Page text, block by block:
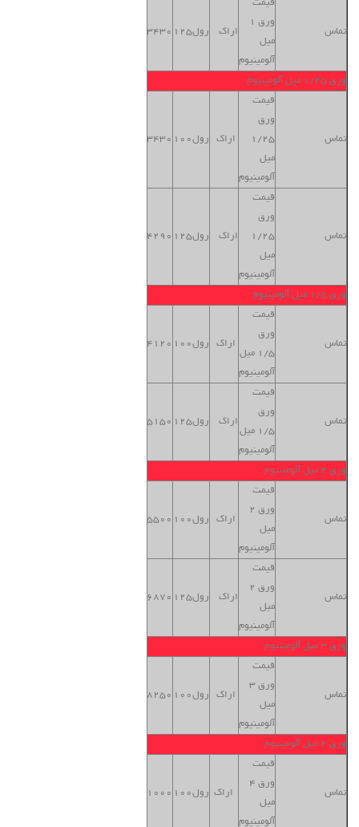
تماس
قیمت
ورق 1
میل
آلومینیوم
اراک رول125 3430
ورق 1/25 میل آلومینیوم
تماس
قیمت
ورق
1/25
میل
آلومینیوم
اراک رول100 3430
تماس
قیمت
ورق
1/25
میل
آلومینیوم
اراک رول125 4290
ورق 1/5 میل آلومینیوم
تماس
قیمت
ورق
1/5 میل
آلومینیوم
اراک رول100 4120
تماس
قیمت
ورق
1/5 میل
آلومینیوم
اراک رول125 5150
ورق 2 میل آلومینیوم
تماس
قیمت
ورق 2
میل
آلومینیوم
اراک رول100 5500
تماس
قیمت
ورق 2
میل
آلومینیوم
اراک رول125 6870
ورق 3 میل آلومینیوم
تماس
قیمت
ورق 3
میل
آلومینیوم
اراک رول100 8250
ورق 4 میل آلومینیوم
تماس
قیمت
ورق 4
میل
آلومینیوم
اراک رول100 11000